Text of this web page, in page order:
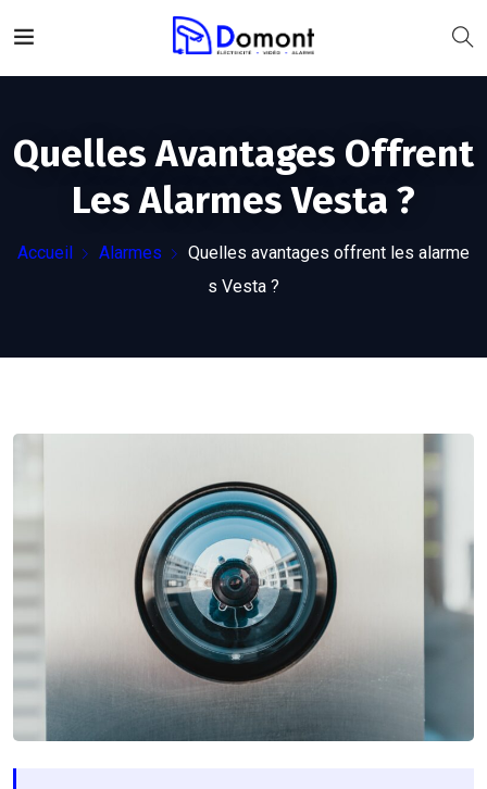
Quelles Avantages Offrent
Les Alarmes Vesta ?
Accueil Alarmes
Quelles avantages offrent les alarme
s Vesta ?